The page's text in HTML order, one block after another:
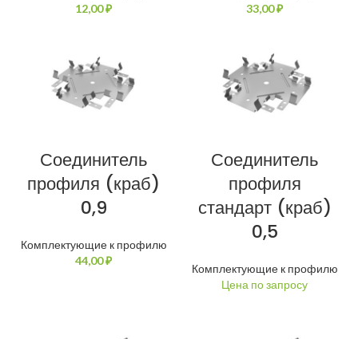
₽
₽
Соединитель
профиля (краб)
0,9
Комплектующие к профилю
₽
Соединитель
профиля
стандарт (краб)
0,5
Комплектующие к профилю